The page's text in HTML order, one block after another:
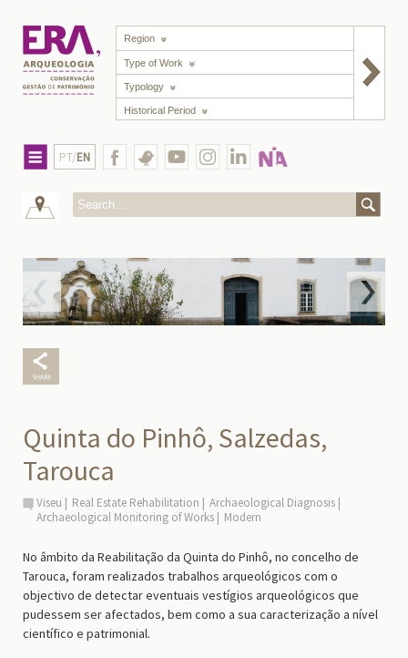
Region
Type of Work
Typology
Historical Period
PT/EN
Quinta do Pinhô, Salzedas,
Tarouca
Viseu Real Estate Rehabilitation
Archaeological Diagnosis
Archaeological Monitoring of Works
Modern
No âmbito da Reabilitação da Quinta do Pinhô, no concelho de
Tarouca, foram realizados trabalhos arqueológicos com o
objectivo de detectar eventuais vestígios arqueológicos que
pudessem ser afectados, bem como a sua caracterização a nível
científico e patrimonial.